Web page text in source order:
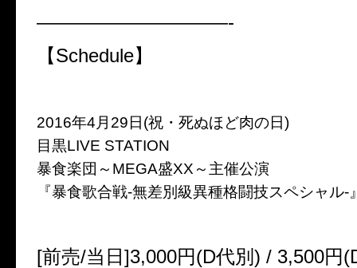
——————————-
【Schedule】
2016年4月29日(祝・死ぬほど肉の日)
目黒LIVE STATION
暴食楽団～MEGA盛XX～主催公演
『暴食歌合戦-無差別級異種格闘技スペシャル-
[前売/当日]3,000円(D代別) / 3,500円